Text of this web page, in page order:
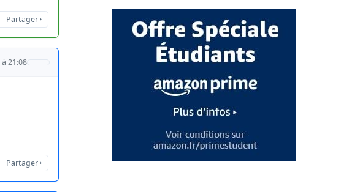
Partager
21:08
Partager